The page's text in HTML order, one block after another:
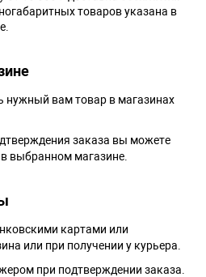
товаров указана в
нужный вам товар в магазинах
заказа вы можете
выбранном магазине.
картами или
или при получении у курьера.
при подтверждении заказа.